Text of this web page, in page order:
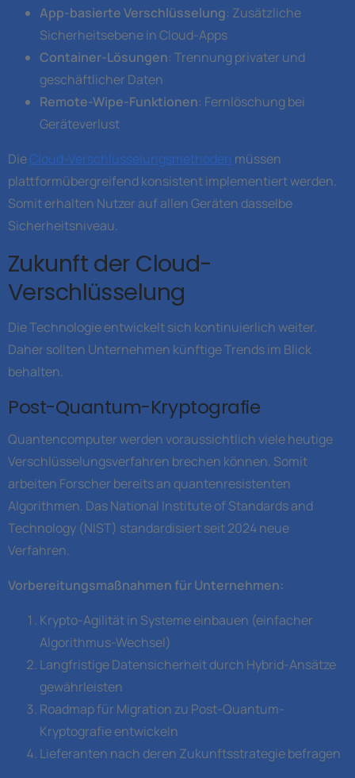
App-basierte Verschlüsselung: Zusätzliche
Sicherheitsebene in Cloud-Apps
Container-Lösungen: Trennung privater und
geschäftlicher Daten
Remote-Wipe-Funktionen: Fernlöschung bei
Geräteverlust
DieCloud-Verschlüsselungsmethoden müssen
plattformübergreifend konsistent implementiert werden.
Somit erhalten Nutzer auf allen Geräten dasselbe
Sicherheitsniveau.
Zukunft der Cloud-
Verschlüsselung
Die Technologie entwickelt sich kontinuierlich weiter.
Daher sollten Unternehmen künftige Trends im Blick
behalten.
Post-Quantum-Kryptografie
Quantencomputer werden voraussichtlich viele heutige
Verschlüsselungsverfahren brechen können. Somit
arbeiten Forscher bereits an quantenresistenten
Algorithmen. Das National Institute of Standards and
Technology (NIST) standardisiert seit 2024 neue
Verfahren.
Vorbereitungsmaßnahmen für Unternehmen:
Krypto-Agilität in Systeme einbauen (einfacher
Algorithmus-Wechsel)
Langfristige Datensicherheit durch Hybrid-Ansätze
gewährleisten
Roadmap für Migration zu Post-Quantum-
Kryptografie entwickeln
Lieferanten nach deren Zukunftsstrategie befragen